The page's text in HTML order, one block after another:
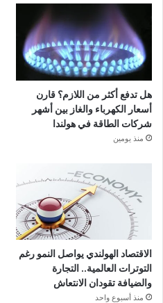
هل تدفع أكثر من اللازم؟ قارن
أسعار الكهرباء والغاز بين أشهر
شركات الطاقة في هولندا
منذ يومين
الاقتصاد الهولندي يواصل النمو رغم
التوترات العالمية.. التجارة
والضيافة تقودان الانتعاش
منذ أسبوع واحد